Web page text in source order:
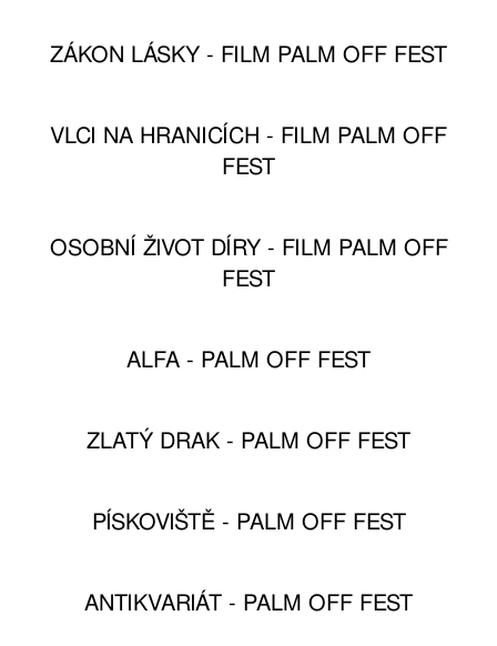
ZÁKON LÁSKY - FILM PALM OFF FEST
VLCI NA HRANICÍCH - FILM PALM OFF
FEST
OSOBNÍ ŽIVOT DÍRY - FILM PALM OFF
FEST
ALFA - PALM OFF FEST
ZLATÝ DRAK - PALM OFF FEST
PÍSKOVIŠTĚ - PALM OFF FEST
ANTIKVARIÁT - PALM OFF FEST